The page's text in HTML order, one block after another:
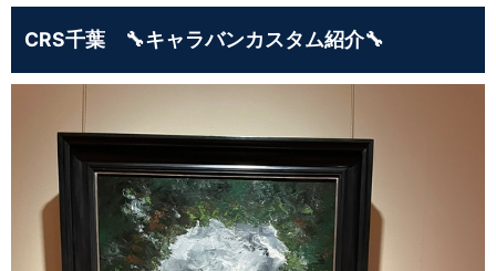
CRS千葉 🔧キャラバンカスタム紹介🔧